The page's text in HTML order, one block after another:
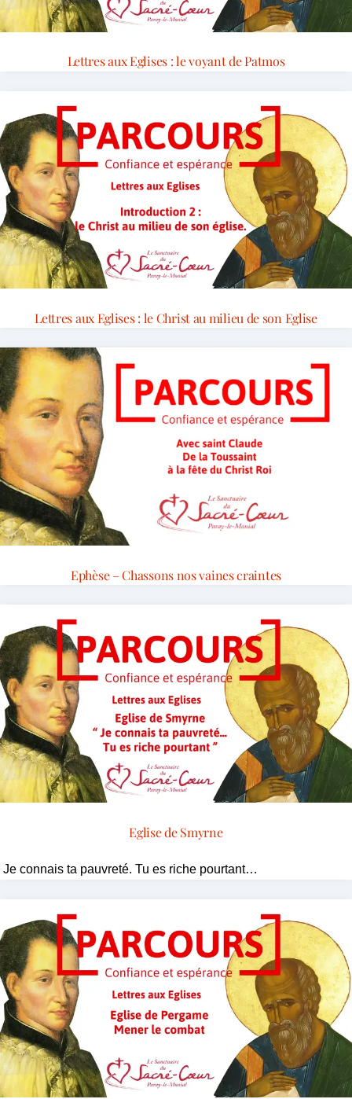
Lettres aux Eglises : le voyant de Patmos
Lettres aux Eglises : le Christ au milieu de son Eglise
Ephèse – Chassons nos vaines craintes
Eglise de Smyrne
Je connais ta pauvreté. Tu es riche pourtant…